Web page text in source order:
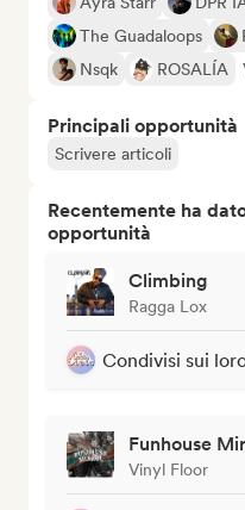
The Guadaloops
Nsqk
ROSALÍA
Principali opportunità
Scrivere articoli
Recentemente ha
opportunità
Climbing
Ragga Lox
Condivisi sui
Funhouse
Vinyl Floor